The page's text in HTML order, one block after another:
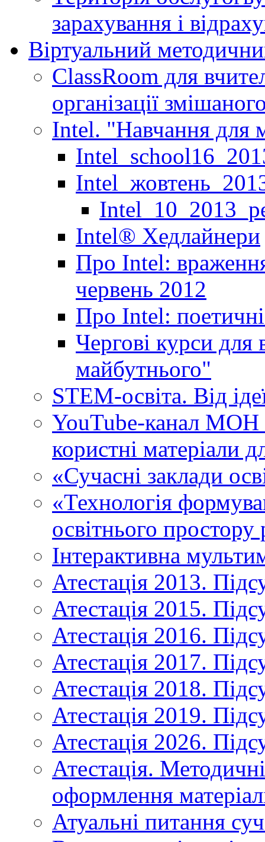
зарахування і
Віртуальний
ClassRoom для
організації
Intel. "Навчання для
Іntel® Хедлайнери
Про Intel:
червень 2012
Про Intel:
Чергові курси
майбутнього"
STEM-освіта. Від
YouTube-канал МОН
користні матеріали
«Сучасні заклади
«Технологія
освітнього простору
Інтерактивна
Атестація 2013.
Атестація 2015.
Атестація 2016.
Атестація 2017.
Атестація 2018.
Атестація 2019.
Атестація 2026.
Атестація.
оформлення
Атуальні питання